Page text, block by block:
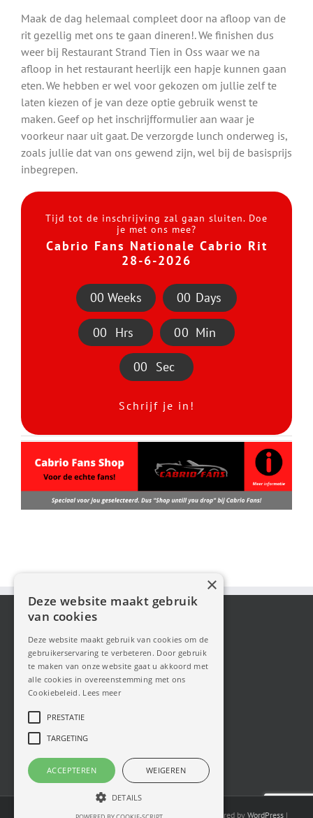
Maak de dag helemaal compleet door na afloop van de
rit gezellig met ons te gaan dineren!. We finishen dus
weer bij Restaurant Strand Tien in Oss waar we na
afloop in het restaurant heerlijk een hapje kunnen gaan
eten. We hebben er wel voor gekozen om jullie zelf te
laten kiezen of je van deze optie gebruik wenst te
maken. Geef op het inschrijfformulier aan waar je
voorkeur naar uit gaat. De verzorgde lunch onderweg is,
zoals jullie dat van ons gewend zijn, wel bij de basisprijs
inbegrepen.
Tijd tot de inschrijving zal gaan sluiten. Doe
je met ons mee?
Cabrio Fans Nationale Cabrio Rit
28-6-2026
00 Weeks 00 Days
00 Hrs 00 Min
00 Sec
Schrijf je in!
Copyright Cabrio Fans 2025| All Rights Reserved | Powered by WordPress|
Deze website maakt gebruik
van cookies
Deze website maakt gebruik van cookies om de
gebruikerservaring te verbeteren. Door gebruik
te maken van onze website gaat u akkoord met
alle cookies in overeenstemming met ons
Cookiebeleid. Lees meer
PRESTATIE
TARGETING
ACCEPTEREN WEIGEREN
DETAILS
×